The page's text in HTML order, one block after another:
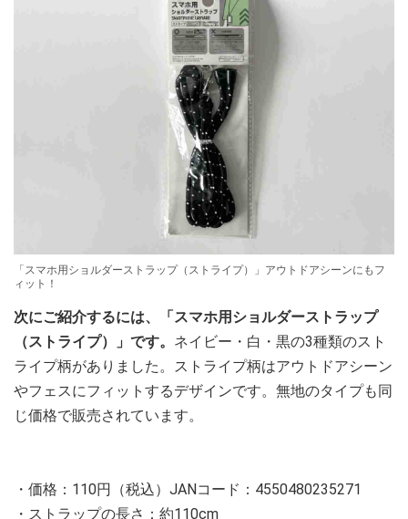
「スマホ用ショルダーストラップ（ストライプ）」アウトドアシーンにもフ
ィット！
次にご紹介するには、「スマホ用ショルダーストラップ
（ストライプ）」です。 ネイビー・白・黒の3種類のスト
ライプ柄がありました。ストライプ柄はアウトドアシーン
やフェスにフィットするデザインです。無地のタイプも同
じ価格で販売されています。
・価格：110円（税込）JANコード：4550480235271
・ストラップの長さ：約110cm